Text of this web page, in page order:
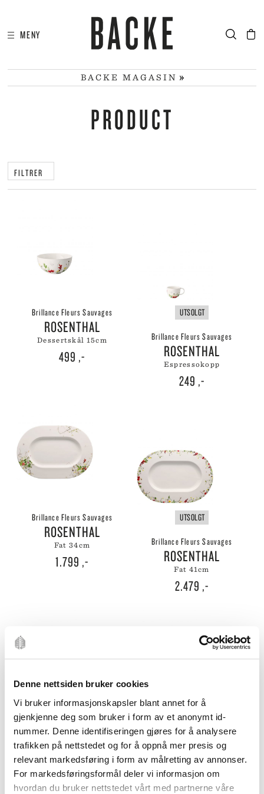
Denne nettsiden bruker cookies
Vi bruker informasjonskapsler blant annet for å
gjenkjenne deg som bruker i form av et anonymt id-
nummer. Denne identifiseringen gjøres for å analysere
trafikken på nettstedet og for å oppnå mer presis og
relevant markedsføring i form av målretting av annonser.
For markedsføringsformål deler vi informasjon om
hvordan du bruker nettstedet vårt med partnerne våre
MENY
BACKE MAGASIN
PRODUCT
FILTRER
Brillance Fleurs Sauvages
ROSENTHAL
dessertskål 15cm
499 ,-
UTSOLGT
Brillance Fleurs Sauvages
ROSENTHAL
espressokopp
249 ,-
Brillance Fleurs Sauvages
ROSENTHAL
fat 34cm
1.799 ,-
UTSOLGT
Brillance Fleurs Sauvages
ROSENTHAL
fat 41cm
2.479 ,-
UTSOLGT
Brillance Fleurs Sauvages
ROSENTHAL
fløtemugge 3
619,-
UTSOLGT
Brillance Fleurs Sauvages
ROSENTHAL
kaffekopp høy
329,-